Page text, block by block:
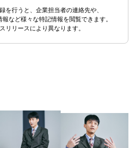
を行うと、企業担当者の連絡先や、
など様々な特記情報を閲覧できます。
リリースにより異なります。